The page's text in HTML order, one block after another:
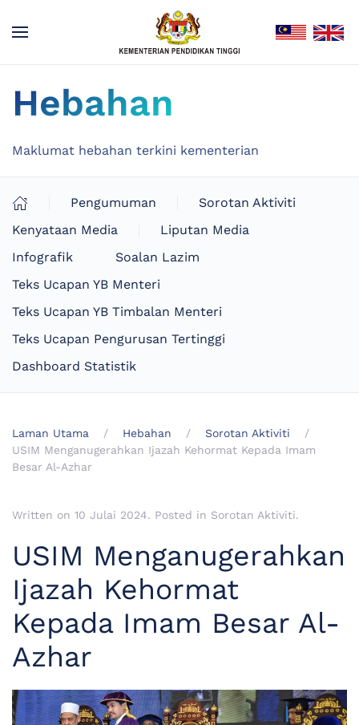
Hebahan
Maklumat hebahan terkini kementerian
Pengumuman
Sorotan Aktiviti
Kenyataan Media
Liputan Media
Infografik
Soalan Lazim
Teks Ucapan YB Menteri
Teks Ucapan YB Timbalan Menteri
Teks Ucapan Pengurusan Tertinggi
Dashboard Statistik
Laman Utama Hebahan
Sorotan Aktiviti
USIM Menganugerahkan Ijazah Kehormat Kepada Imam
Besar Al-Azhar
Written on 10 Julai 2024. Posted in Sorotan Aktiviti.
USIM Menganugerahkan
Ijazah Kehormat
Kepada Imam Besar Al-
Azhar